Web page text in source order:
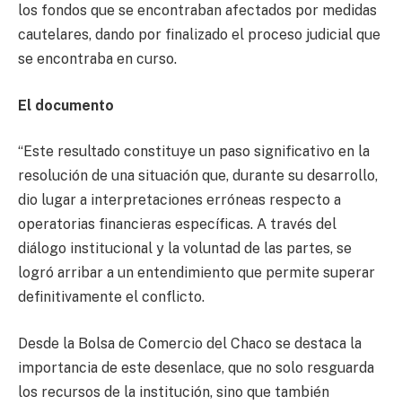
los fondos que se encontraban afectados por medidas
cautelares, dando por finalizado el proceso judicial que
se encontraba en curso.
El documento
“Este resultado constituye un paso significativo en la
resolución de una situación que, durante su desarrollo,
dio lugar a interpretaciones erróneas respecto a
operatorias financieras específicas. A través del
diálogo institucional y la voluntad de las partes, se
logró arribar a un entendimiento que permite superar
definitivamente el conflicto.
Desde la Bolsa de Comercio del Chaco se destaca la
importancia de este desenlace, que no solo resguarda
los recursos de la institución, sino que también